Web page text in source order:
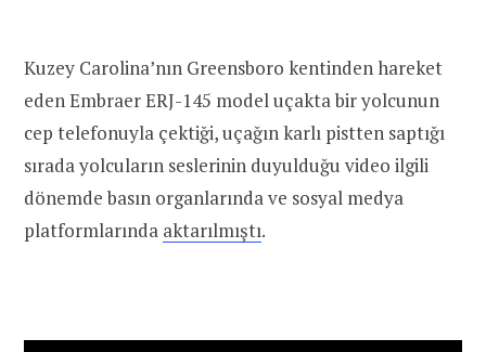
Kuzey Carolina’nın Greensboro kentinden hareket
eden Embraer ERJ-145 model uçakta bir yolcunun
cep telefonuyla çektiği, uçağın karlı pistten saptığı
sırada yolcuların seslerinin duyulduğu video ilgili
dönemde basın organlarında ve sosyal medya
platformlarında aktarılmıştı.